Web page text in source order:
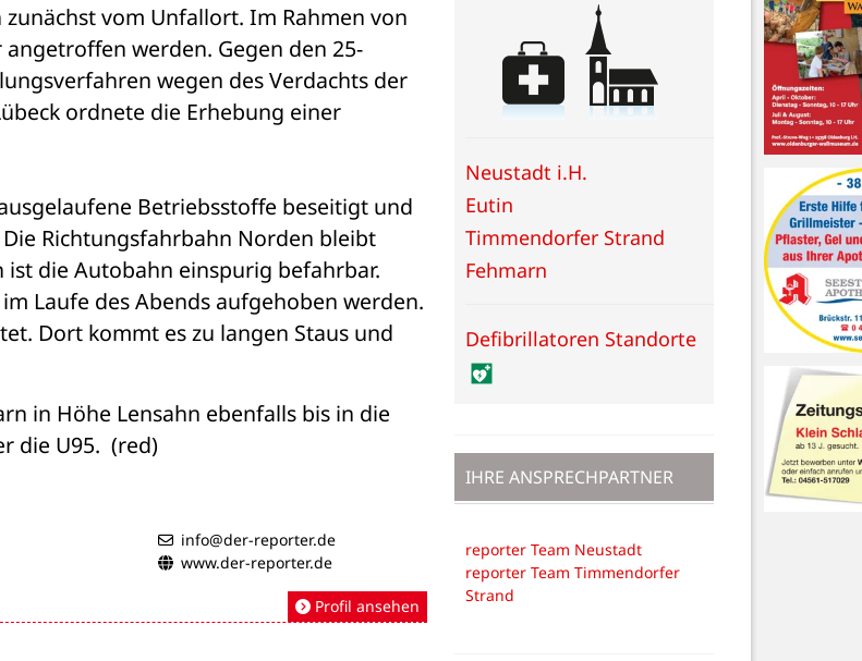
vom Unfallort. Im Rahmen von
werden. Gegen den 25-
wegen des Verdachts der
ordnete die Erhebung einer
Betriebsstoffe beseitigt und
Richtungsfahrbahn Norden bleibt
die Autobahn einspurig befahrbar.
Laufe des Abends aufgehoben werden.
Dort kommt es zu langen Staus und
in Höhe Lensahn ebenfalls bis in die
die U95. (red)
info@der-reporter.de
www.der-reporter.de
Profil ansehen
Neustadt i.H.
Eutin
Timmendorfer Strand
Fehmarn
Defibrillatoren Standorte
IHRE ANSPRECHPARTNER
reporter Team Neustadt
reporter Team Timmendorfer
Strand